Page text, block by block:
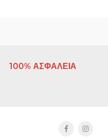
100% ΑΣΦΑΛΕΙΑ